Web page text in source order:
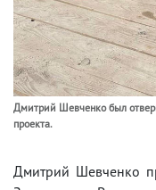
Дмитрий Шевченко был
проекта.
Дмитрий Шевченко